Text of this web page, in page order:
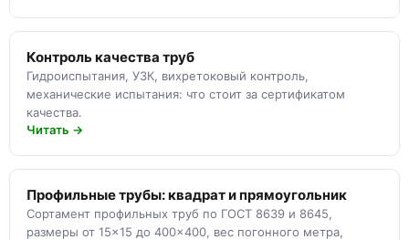
Контроль качества труб
Гидроиспытания, УЗК, вихретоковый контроль,
механические испытания: что стоит за сертификатом
качества.
Читать →
Профильные трубы: квадрат и прямоугольник
Сортамент профильных труб по ГОСТ 8639 и 8645,
размеры от 15×15 до 400×400, вес погонного метра,